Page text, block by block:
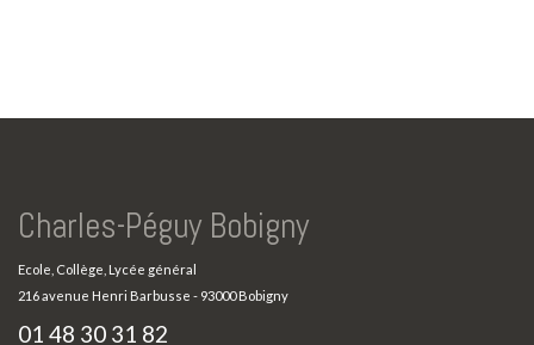
Charles-Péguy Bobigny
Ecole, Collège, Lycée général
216 avenue Henri Barbusse - 93000 Bobigny
01 48 30 31 82